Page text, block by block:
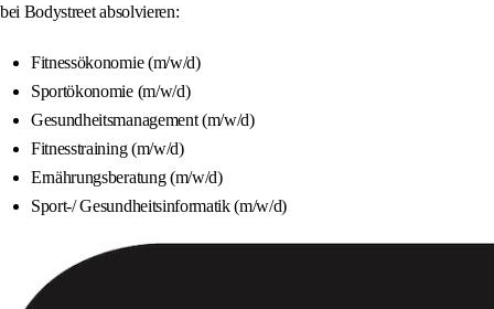
bei Bodystreet absolvieren:
Fitnessökonomie (m/w/d)
Sportökonomie (m/w/d)
Gesundheitsmanagement (m/w/d)
Fitnesstraining (m/w/d)
Ernährungsberatung (m/w/d)
Sport-/ Gesundheitsinformatik (m/w/d)